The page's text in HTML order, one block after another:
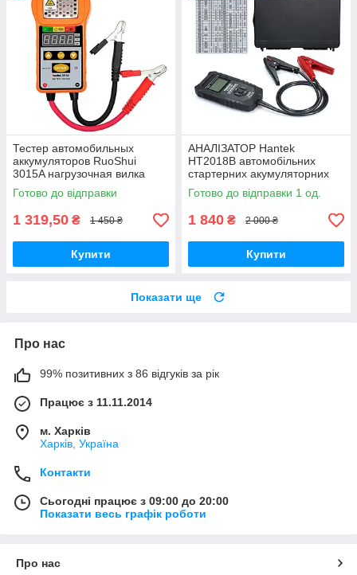
Тестер автомобильных
аккумуляторов RuoShui
3015A нагрузочная вилка
Готово до відправки
1 319,50 ₴ 1 450 ₴
Купити
АНАЛІЗАТОР Hantek
HT2018B автомобільних
стартерних акумуляторних
батарей, тесторі АКБ
Готово до відправки 1 од.
1 840 ₴ 2 000 ₴
Купити
Показати ще
Про нас
99% позитивних з 86 відгуків за рік
Працює з 11.11.2014
м. Харків
Харків, Україна
Контакти
Сьогодні працює з 09:00 до 20:00
Показати весь графік роботи
Про нас